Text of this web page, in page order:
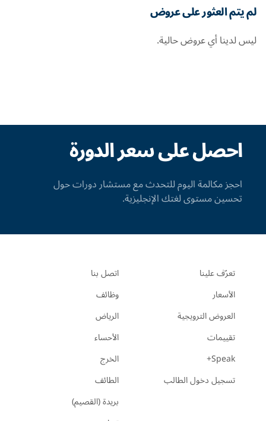
لم يتم العثور على عروض
ليس لدينا أي عروض حالية.
احصل على سعر الدورة
احجز مكالمة اليوم للتحدث مع مستشار دورات حول
تحسين مستوى لغتك الإنجليزية.
تعرّف علينا
الأسعار
العروض الترويجية
تقييمات
Speak+
تسجيل دخول الطالب
اتصل بنا
وظائف
الرياض
الأحساء
الخرج
الطائف
بريدة (القصيم)